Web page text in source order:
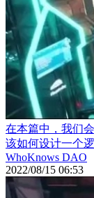
在本篇中，我们
该如何设计一个
WhoKnows DAO
2022/08/15 06:53